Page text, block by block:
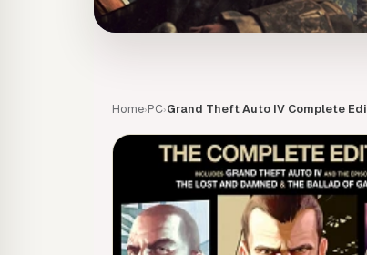
Home›PC›Grand Theft Auto IV Complete